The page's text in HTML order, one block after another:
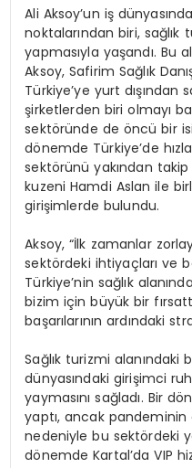
Ali Aksoy’un iş
noktalarından biri, sağlık
yapmasıyla yaşandı. Bu
Aksoy, Safirim Sağlık
Türkiye’ye yurt dışından
şirketlerden biri olmayı
sektöründe de öncü bir
dönemde Türkiye’de
sektörünü yakından takip
kuzeni Hamdi Aslan ile
girişimlerde bulundu.
Aksoy, “İlk zamanlar
sektördeki ihtiyaçları ve
Türkiye’nin sağlık
bizim için büyük bir
başarılarının ardındaki
Sağlık turizmi alanındaki
dünyasındaki girişimci
yaymasını sağladı. Bir
yaptı, ancak
nedeniyle bu sektördeki
dönemde Kartal’da VIP